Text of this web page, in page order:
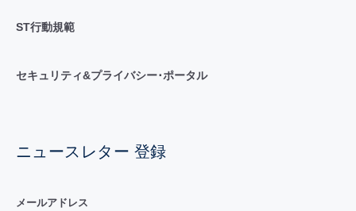
ST行動規範
セキュリティ&プライバシー･ポータル
ニュースレター 登録
メールアドレス